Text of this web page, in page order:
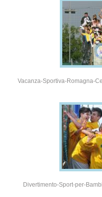
Vacanza-Sportiva-Romagna-
Divertimento-Sport-per-